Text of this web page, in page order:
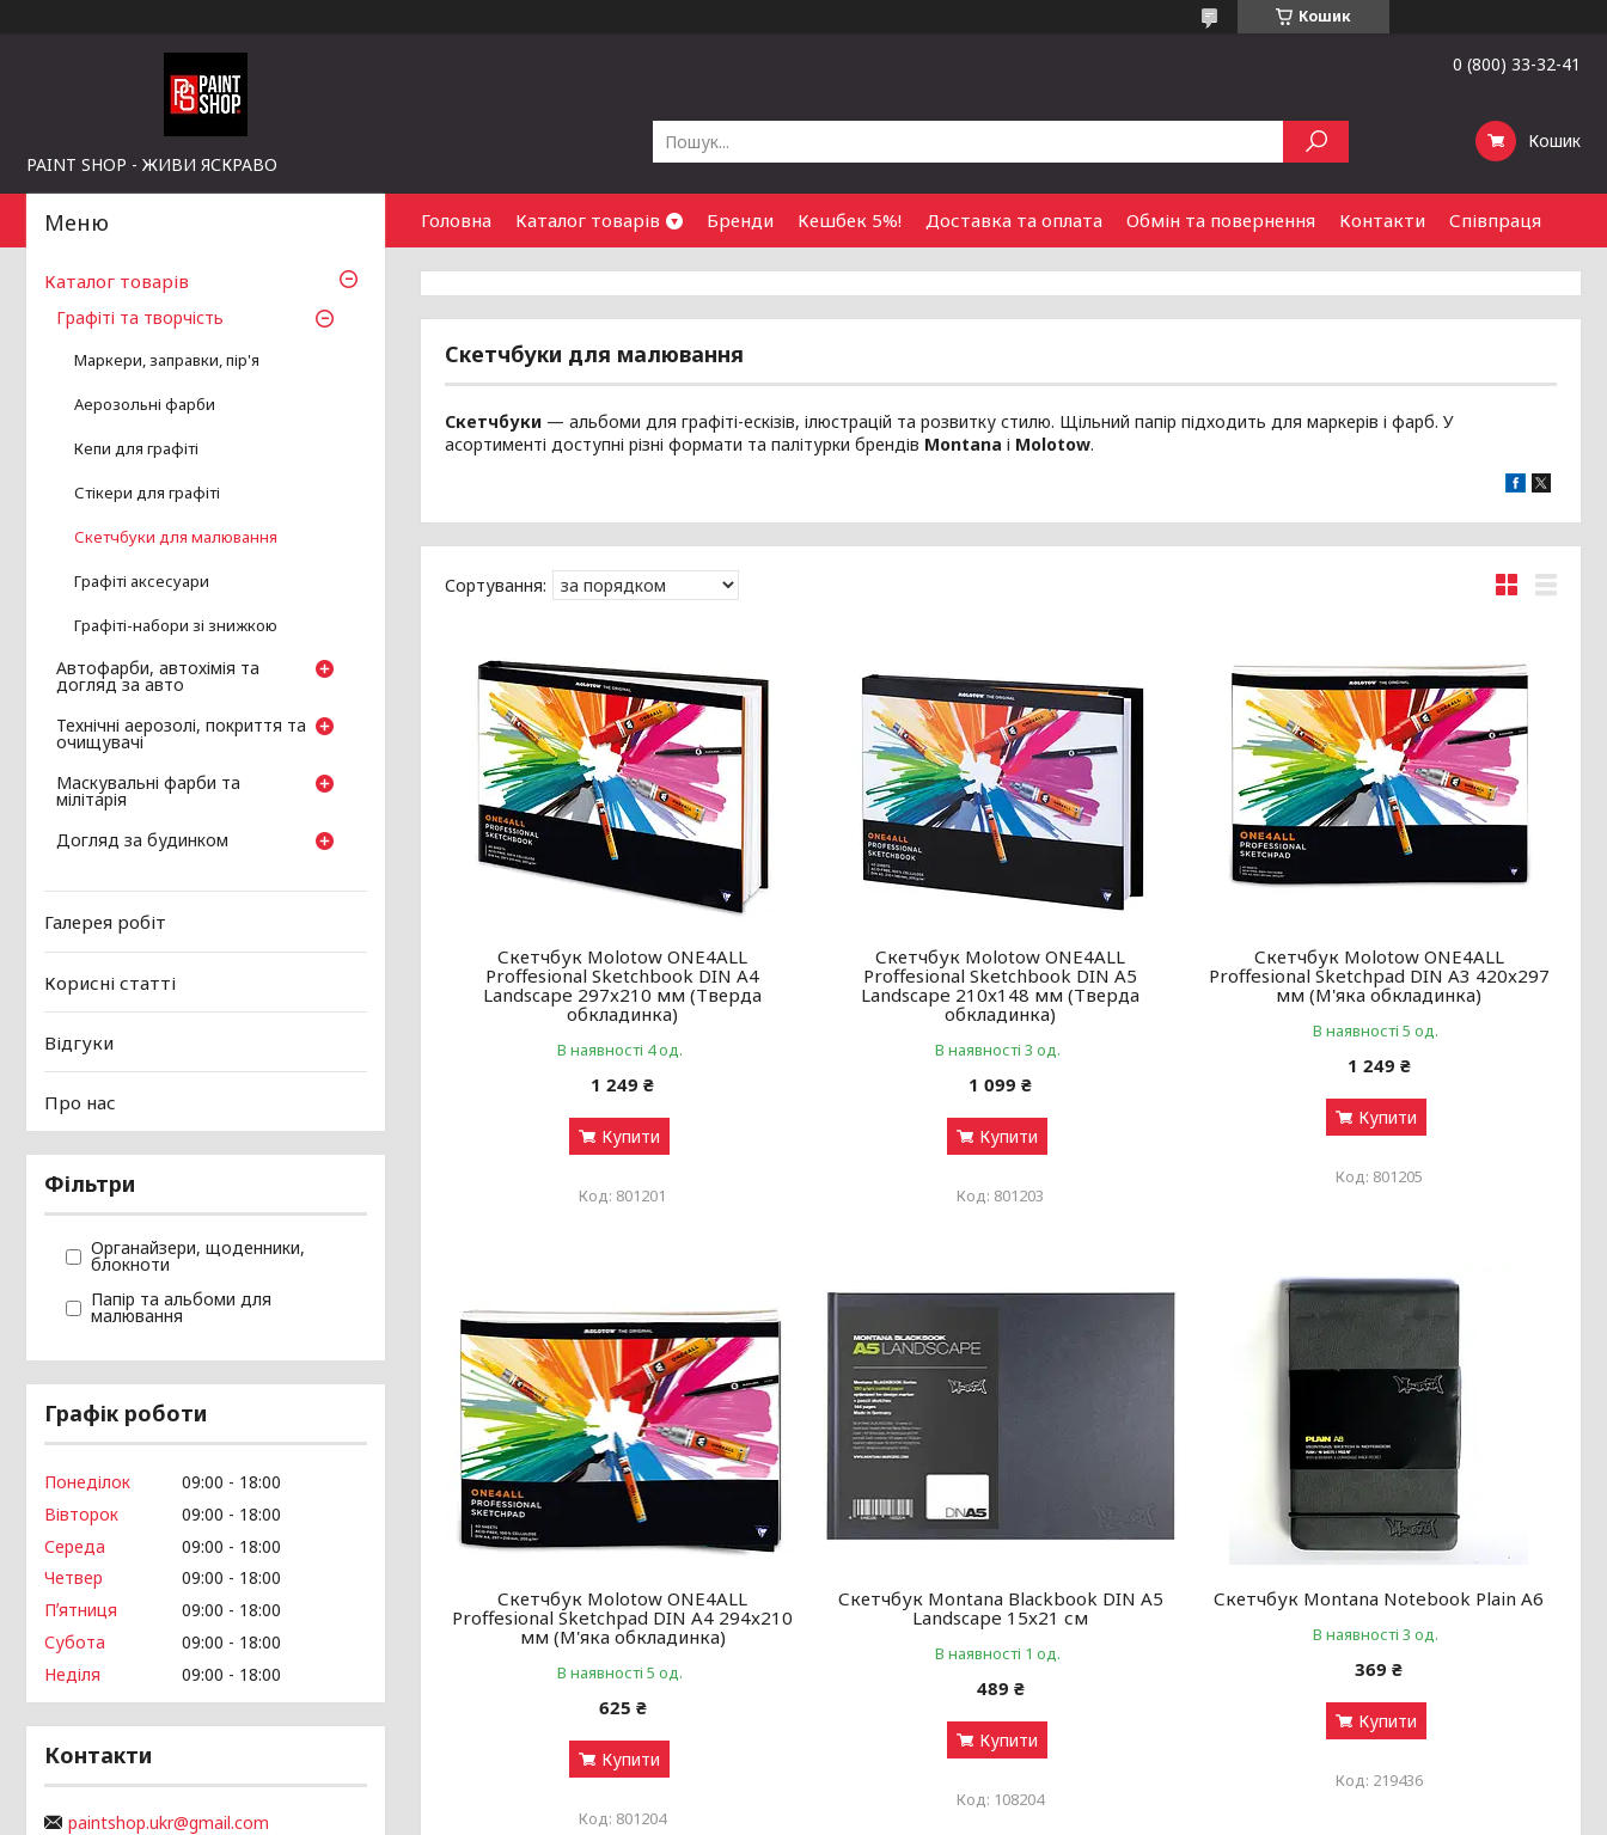
Кошик
PAINT SHOP - ЖИВИ ЯСКРАВО
0 (800) 33-32-41
Кошик
Головна Каталог товарів Бренди Кешбек 5%! Доставка та оплата Обмін та повернення Контакти Співпраця
Скетчбуки для малювання
Скетчбуки — альбоми для графіті-ескізів, ілюстрацій та розвитку стилю. Щільний папір підходить для маркерів і фарб. У
асортименті доступні різні формати та палітурки брендів Montana і Molotow.
Скетчбук Molotow ONE4ALL
Proffesional Sketchbook DIN A4
Landscape 297x210 мм (Тверда
обкладинка)
В наявності 4 од.
1 249 ₴
Купити
801201
Скетчбук Molotow ONE4ALL
Proffesional Sketchbook DIN A5
Landscape 210x148 мм (Тверда
обкладинка)
В наявності 3 од.
1 099 ₴
Купити
801203
Скетчбук Molotow ONE4ALL
Proffesional Sketchpad DIN A3 420x297
мм (М'яка обкладинка)
В наявності 5 од.
1 249 ₴
Купити
801205
Скетчбук Molotow ONE4ALL
Proffesional Sketchpad DIN A4 294x210
мм (М'яка обкладинка)
В наявності 5 од.
625 ₴
Купити
801204
Скетчбук Montana Blackbook DIN A5
Landscape 15x21 см
В наявності 1 од.
489 ₴
Купити
108204
Скетчбук Montana Notebook Plain A6
В наявності 3 од.
369 ₴
Купити
219436
Каталог товарів
Графіті та творчість
Маркери, заправки, пір'я
Аерозольні фарби
Кепи для графіті
Стікери для графіті
Скетчбуки для малювання
Графіті аксесуари
Графіті-набори зі знижкою
Автофарби, автохімія та
догляд за авто
Технічні аерозолі, покриття та
очищувачі
Маскувальні фарби та
мілітарія
Догляд за будинком
Галерея робіт
Корисні статті
Відгуки
Про нас
Фільтри
Органайзери, щоденники,
блокноти
Папір та альбоми для
малювання
Графік роботи
Понеділок 09:00
18:00
Вівторок
09:00
18:00
Середа
09:00
18:00
Четвер
09:00
18:00
Пʼятниця
09:00
18:00
Субота
09:00
18:00
Неділя
09:00 18:00
Контакти
paintshop.ukr@gmail.com